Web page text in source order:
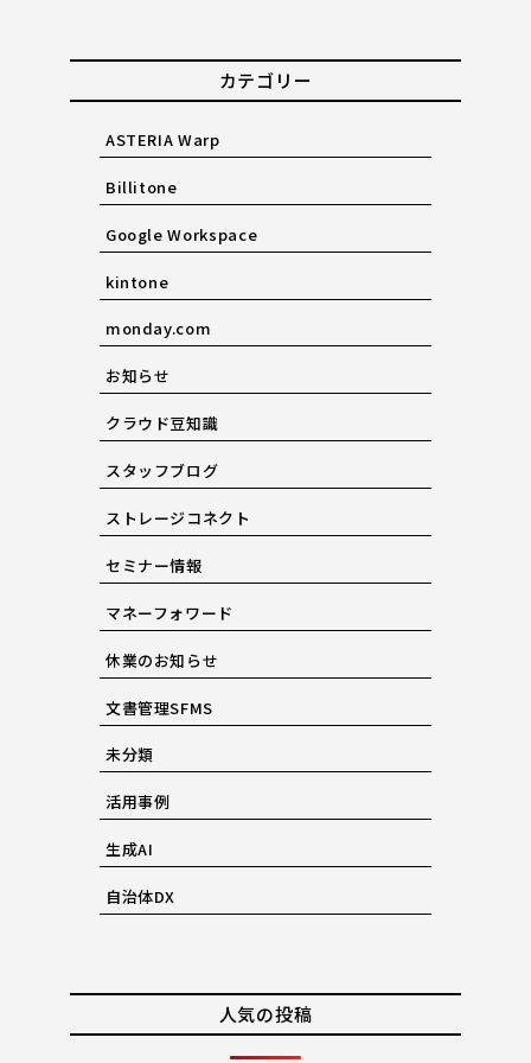
カテゴリー
ASTERIA Warp
Billitone
Google Workspace
kintone
monday.com
お知らせ
クラウド豆知識
スタッフブログ
ストレージコネクト
セミナー情報
マネーフォワード
休業のお知らせ
文書管理SFMS
未分類
活用事例
生成AI
自治体DX
人気の投稿